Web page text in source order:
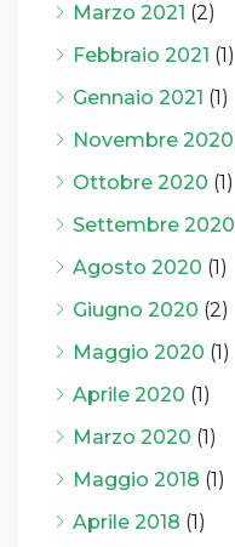
Marzo 2021 (2)
Febbraio 2021 (1)
Gennaio 2021 (1)
Novembre 2020
Ottobre 2020 (1)
Settembre 2020
Agosto 2020 (1)
Giugno 2020 (2)
Maggio 2020 (1)
Aprile 2020 (1)
Marzo 2020 (1)
Maggio 2018 (1)
Aprile 2018 (1)